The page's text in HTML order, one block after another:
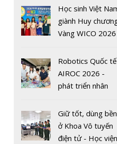
cao Hà Nội lập kỷ
lục tuyển sinh
Học sinh Việt
giành Huy
Vàng WICO 2026
Robotics Quốc tế
AIROC 2026 -
phát triển nhân
số quốc gia
Giữ tốt, dùng bền
ở Khoa Vô tuyến
điện tử - Học viện